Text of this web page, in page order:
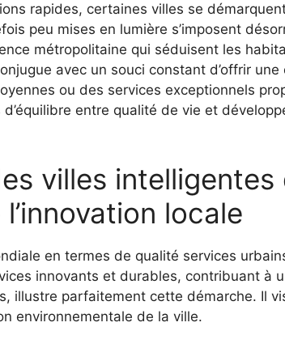
rapides, certaines villes se
peu mises en lumière s’imposent
métropolitaine qui séduisent les
avec un souci constant d’offrir
ou des services exceptionnels
entre qualité de vie et
villes
locale
en termes de qualité services
innovants et durables, contribuant à
illustre parfaitement cette démarche. Il
environnementale de la ville.